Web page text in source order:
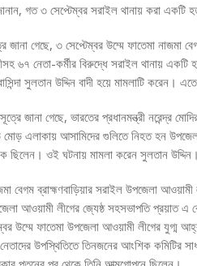
গত ৩ সেপ্টেম্বর সরাইল থানায় করা একটি
জানা গেছে, ৩ সেপ্টেম্বর উম্মে ফাতেমা নাজমা
৬৭ নেতা-কর্মীর বিরুদ্ধে সরাইল থানায়
সুলতান উদ্দিন বাদী হয়ে মামলাটি
জানা গেছে, ভারতের প্রধানমন্ত্রী নরেন্দ্র
এলাকায় আসামিদের গুলিতে নিহত হন
ছিলেন। ওই ঘটনায় মামলা করেন সুলতান উদ্দিন।
বেগম ব্রাহ্মণবাড়িয়ার সরাইল উপজেলা
আওয়ামী লীগের জ্যেষ্ঠ সহসভাপতি
উম্মে ফাতেমা উপজেলা আওয়ামী লীগের যুগ্ম
নেতাদের উপস্থিতিতে তিনজনের আংশিক কমিটির